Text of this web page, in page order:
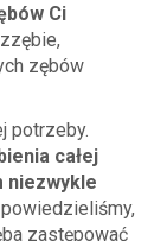
Ci
zębów
potrzeby.
całej
niezwykle
zastępować